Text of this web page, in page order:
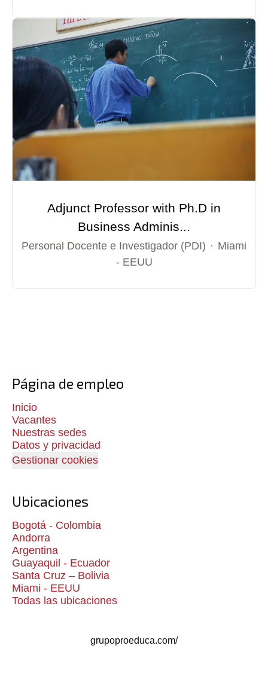
Adjunct Professor with Ph.D in
Business Adminis...
Personal Docente e Investigador (PDI) · Miami
- EEUU
Página de empleo
Inicio
Vacantes
Nuestras sedes
Datos y privacidad
Gestionar cookies
Ubicaciones
Bogotá - Colombia
Andorra
Argentina
Guayaquil - Ecuador
Santa Cruz – Bolivia
Miami - EEUU
Todas las ubicaciones
grupoproeduca.com/